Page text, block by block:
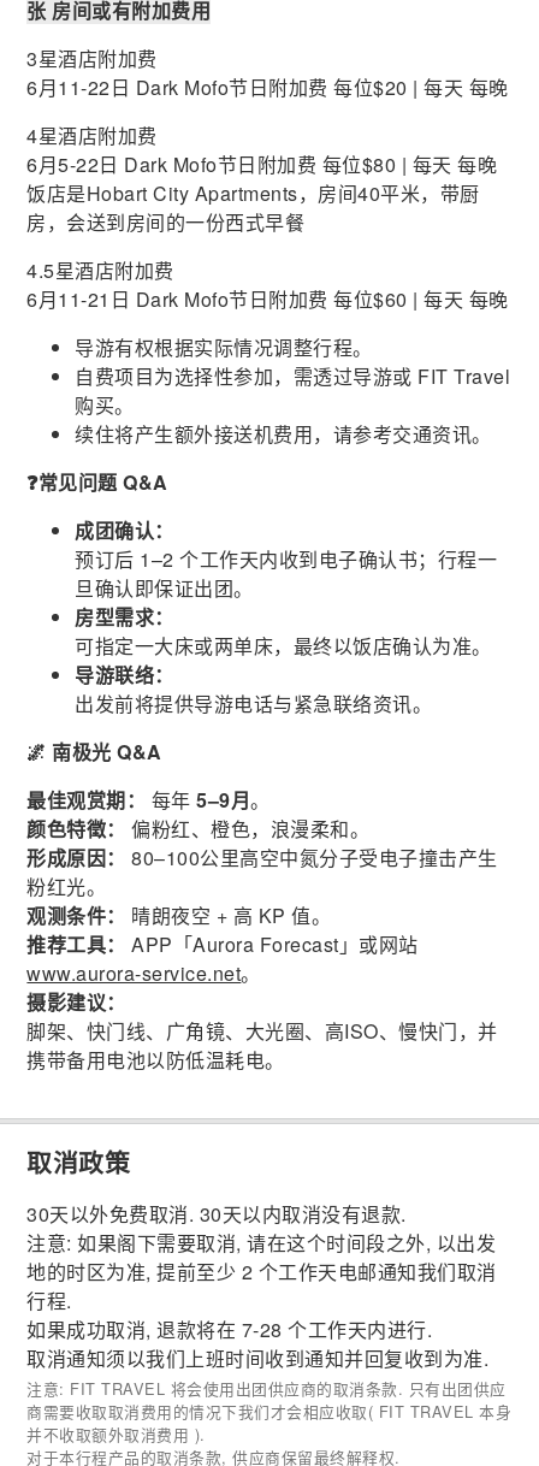
张 房间或有附加费用
3星酒店附加费
6月11-22日 Dark Mofo节日附加费 每位$20 | 每天 每晚
4星酒店附加费
6月5-22日 Dark Mofo节日附加费 每位$80 | 每天 每晚
饭店是Hobart City Apartments，房间40平米，带厨
房，会送到房间的一份西式早餐
4.5星酒店附加费
6月11-21日 Dark Mofo节日附加费 每位$60 | 每天 每晚
导游有权根据实际情况调整行程。
自费项目为选择性参加，需透过导游或 FIT Travel
购买。
续住将产生额外接送机费用，请参考交通资讯。
❓常见问题 Q&A
成团确认：
预订后 1–2 个工作天内收到电子确认书；行程一
旦确认即保证出团。
房型需求：
可指定一大床或两单床，最终以饭店确认为准。
导游联络：
出发前将提供导游电话与紧急联络资讯。
🌌 南极光 Q&A
最佳观赏期：
每年5–9月。
颜色特徵：
偏粉红、橙色，浪漫柔和。
形成原因：
80–100公里高空中氮分子受电子撞击产生
粉红光。
观测条件：
晴朗夜空 + 高 KP 值。
推荐工具：
APP「Aurora Forecast」或网站
www.aurora-service.net。
摄影建议：
脚架、快门线、广角镜、大光圈、高ISO、慢快门，并
携带备用电池以防低温耗电。
取消政策
30天以外免费取消. 30天以内取消没有退款.
注意: 如果阁下需要取消, 请在这个时间段之外, 以出发
地的时区为准, 提前至少 2 个工作天电邮通知我们取消
行程.
如果成功取消, 退款将在 7-28 个工作天内进行.
取消通知须以我们上班时间收到通知并回复收到为准.
注意: FIT TRAVEL 将会使用出团供应商的取消条款. 只有出团供应
商需要收取取消费用的情况下我们才会相应收取( FIT TRAVEL 本身
并不收取额外取消费用 ).
对于本行程产品的取消条款, 供应商保留最终解释权.